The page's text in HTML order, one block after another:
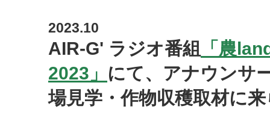
2023.10
AIR-G' ラジオ番組
「農
2023」 にて、アナウンサ
場見学・作物収穫取材に